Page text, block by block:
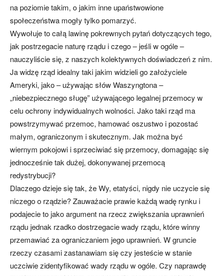
na poziomie takim, o jakim inne upaństwowione
społeczeństwa mogły tylko pomarzyć.
Wywołuje to całą lawinę pokrewnych pytań dotyczących tego,
jak postrzegacie naturę rządu i czego – jeśli w ogóle –
nauczyliście się, z naszych kolektywnych doświadczeń z nim.
Ja widzę rząd idealny taki jakim widzieli go założyciele
Ameryki, jako – używając słów Waszyngtona –
„niebezpiecznego sługę” używającego legalnej przemocy w
celu ochrony indywidualnych wolności. Jako taki rząd ma
powstrzymywać przemoc, hamować oszustwo i pozostać
małym, ograniczonym i skutecznym. Jak można być
wiernym pokojowi i sprzeciwiać się przemocy, domagając się
jednocześnie tak dużej, dokonywanej przemocą
redystrybucji?
Dlaczego dzieje się tak, że Wy, etatyści, nigdy nie uczycie się
niczego o rządzie? Zauważacie prawie każdą wadę rynku i
podajecie to jako argument na rzecz zwiększania uprawnień
rządu jednak rzadko dostrzegacie wady rządu, które winny
przemawiać za ograniczaniem jego uprawnień. W gruncie
rzeczy czasami zastanawiam się czy jesteście w stanie
uczciwie zidentyfikować wady rządu w ogóle. Czy naprawdę